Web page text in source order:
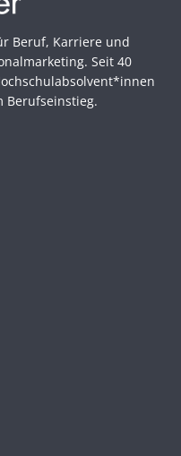
Beruf, Karriere und
Seit 40
Berufseinstieg.